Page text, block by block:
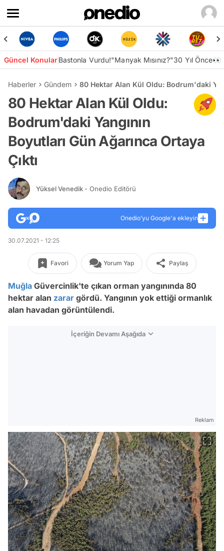
Güncel KonularBastonla Vurdu!"Manyak Mısınız?"30 Yıl Önce👀
Haberler Gündem 80 Hektar Alan Kül Oldu: Bodrum'daki
80 Hektar Alan Kül Oldu:
Bodrum'daki Yangının
Boyutları Gün Ağarınca Ortaya
Çıktı
Yüksel Venedik - Onedio Editörü
Onedio’yu Google'a ekleyin
30.07.2021 - 12:25
Favori Yorum Yap Paylaş
Muğla Güvercinlik'te çıkan orman yangınında 80
hektar alan zarar gördü. Yangının yok ettiği ormanlık
alan havadan görüntülendi.
İçeriğin Devamı Aşağıda
Reklam